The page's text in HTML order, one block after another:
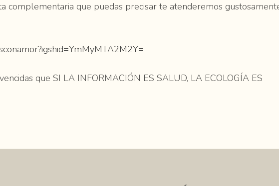
complementaria que puedas precisar te atenderemos
que SI LA INFORMACIÓN ES SALUD, LA ECOLOGÍA ES